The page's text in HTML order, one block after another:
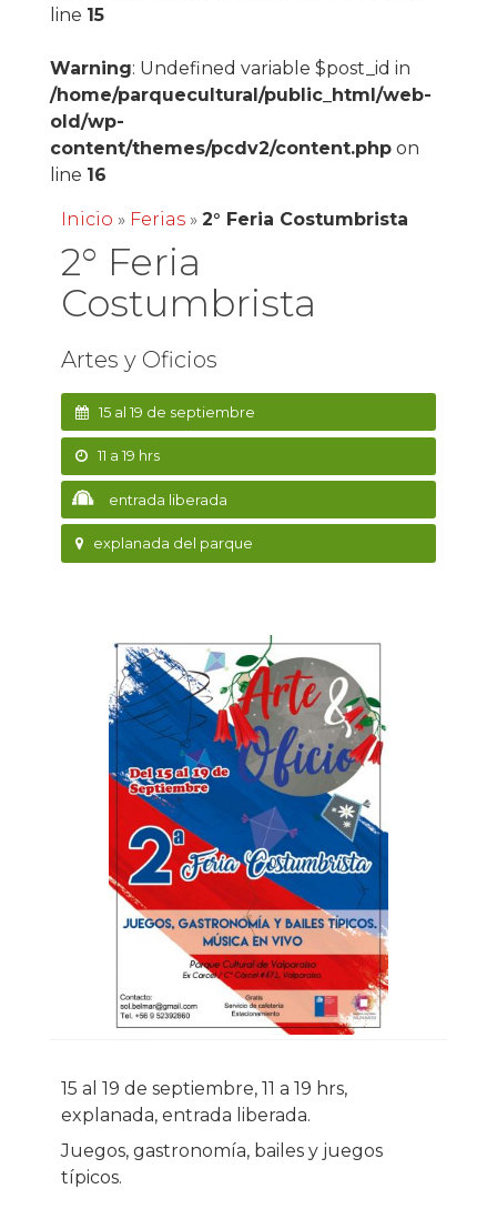
line 15
Warning: Undefined variable $post_id in
/home/parquecultural/public_html/web-
old/wp-
content/themes/pcdv2/content.phpon
line 16
Inicio » Ferias» 2° Feria Costumbrista
2° Feria
Costumbrista
Artes y Oficios
15 al 19 de septiembre
11 a 19 hrs
entrada liberada
explanada del parque
15 al 19 de septiembre, 11 a 19 hrs,
explanada, entrada liberada.
Juegos, gastronomía, bailes y juegos
típicos.